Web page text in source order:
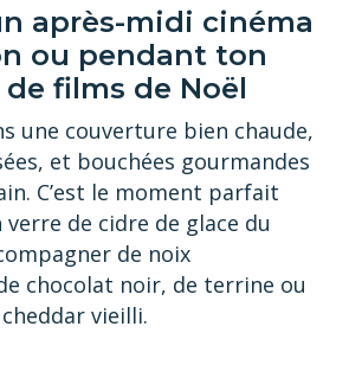
après-midi cinéma
ou pendant ton
films de Noël
une couverture bien chaude,
et bouchées gourmandes
C’est le moment parfait
de cidre de glace du
de noix
chocolat noir, de terrine ou
vieilli.